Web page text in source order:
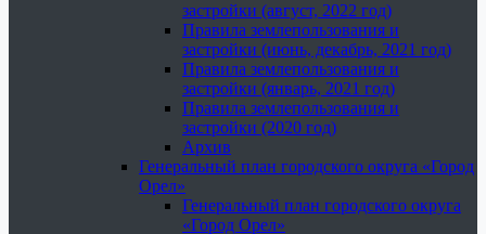
застройки (август, 2022 год)
Правила землепользования и
застройки (июнь, декабрь, 2021 год)
Правила землепользования и
застройки (январь, 2021 год)
Правила землепользования и
застройки (2020 год)
Архив
Генеральный план городского округа «Город
Орел»
Генеральный план городского округа
«Город Орел»